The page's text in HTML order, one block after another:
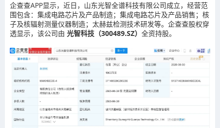
企查查APP显示，近日，山东光智全谱科技有限公司成立，经营范
围包含：集成电路芯片及产品制造；集成电路芯片及产品销售；核
子及核辐射测量仪器制造；太赫兹检测技术研发等。企查查股权穿
透显示，该公司由 光智科技（300489.SZ） 全资持股。